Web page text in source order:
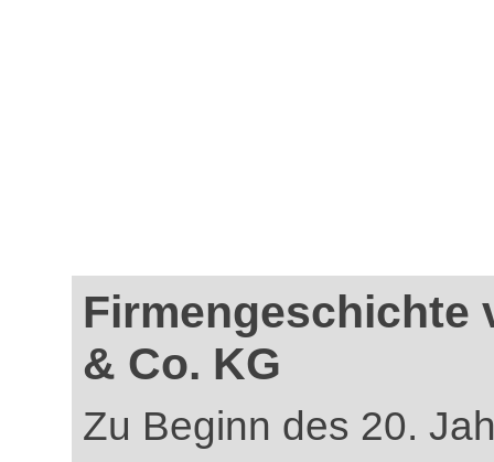
Firmengeschichte
& Co. KG
Zu Beginn des 20.